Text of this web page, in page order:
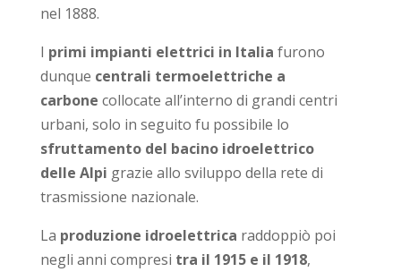
nel 1888.
I primi impianti elettrici in Italia furono
dunque centrali termoelettriche a
carbone collocate all’interno di grandi centri
urbani, solo in seguito fu possibile lo
sfruttamento del bacino idroelettrico
delle Alpi grazie allo sviluppo della rete di
trasmissione nazionale.
La produzione idroelettrica raddoppiò poi
negli anni compresi tra il 1915 e il 1918,